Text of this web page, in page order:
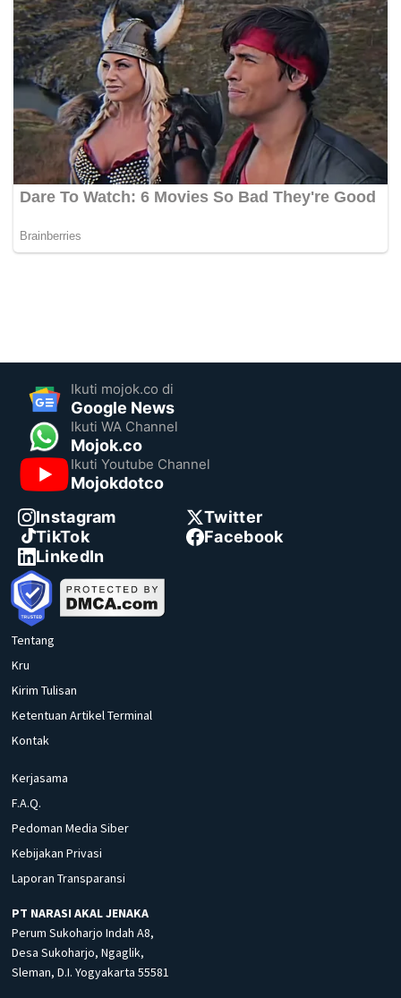
Ikuti mojok.co di
Google News
Ikuti WA Channel
Mojok.co
Ikuti Youtube Channel
Mojokdotco
Instagram
Twitter
TikTok
Facebook
LinkedIn
Tentang
Kru
Kirim Tulisan
Ketentuan Artikel Terminal
Kontak
Kerjasama
F.A.Q.
Pedoman Media Siber
Kebijakan Privasi
Laporan Transparansi
PT NARASI AKAL JENAKA
Perum Sukoharjo Indah A8,
Desa Sukoharjo, Ngaglik,
Sleman, D.I. Yogyakarta 55581